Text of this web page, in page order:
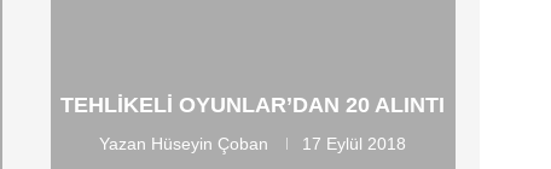
TEHLIKELI OYUNLAR’DAN 20 ALINTI
Yazan Hüseyin Çoban 17 Eylül 2018